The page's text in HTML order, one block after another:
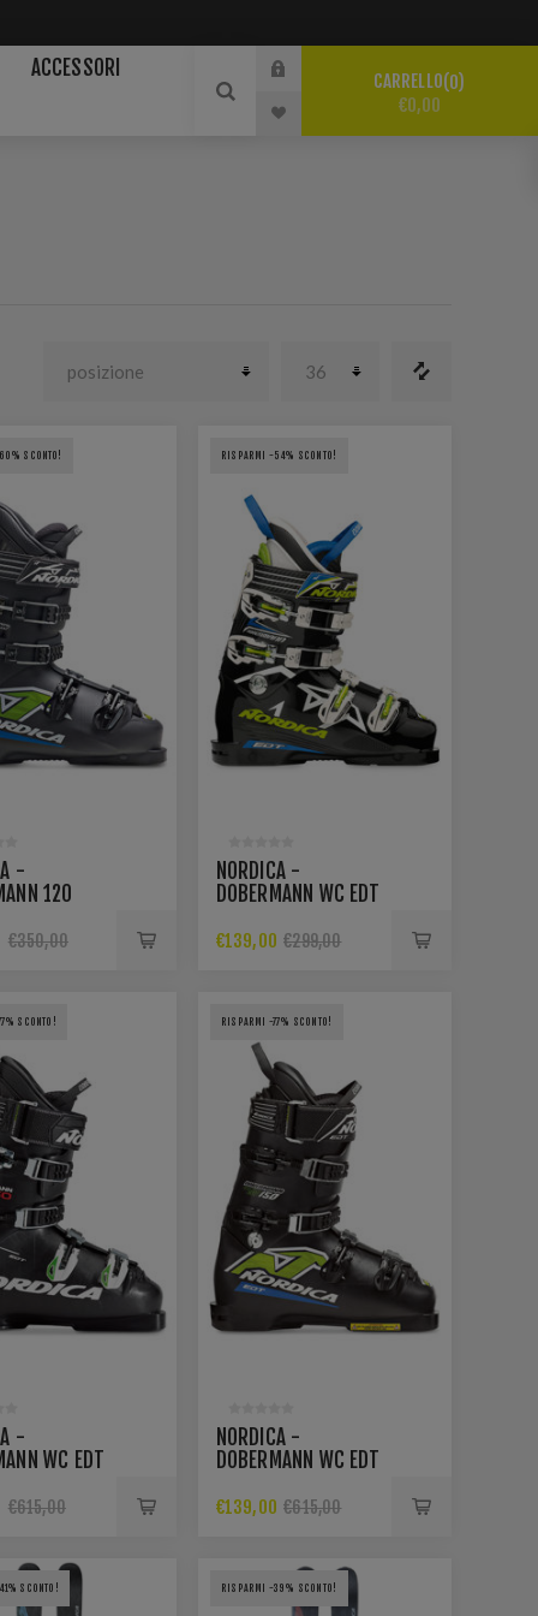
ACCESSORI
CARRELLO 0
€0,00
SCONTO!
-
120
€350,00
RISPARMI -54% SCONTO!
NORDICA -
DOBERMANN WC EDT
€139,00 €299,00
SCONTO!
-
WC EDT
€615,00
RISPARMI -77% SCONTO!
NORDICA -
DOBERMANN WC EDT
€139,00 €615,00
SCONTO! RISPARMI -39% SCONTO!